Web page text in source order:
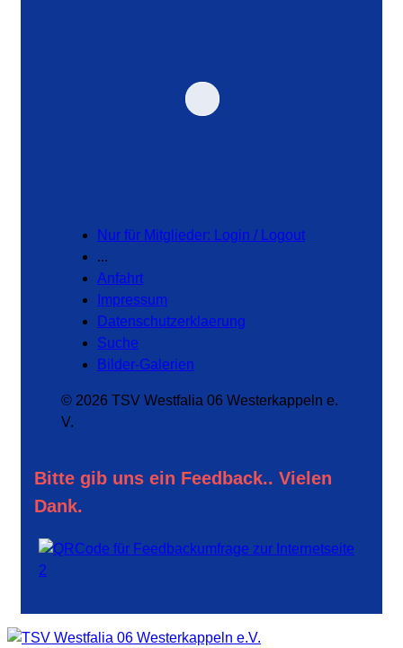
Nur für Mitglieder: Login / Logout
...
Anfahrt
Impressum
Datenschutzerklaerung
Suche
Bilder-Galerien
© 2026 TSV Westfalia 06 Westerkappeln e.
V.
Bitte gib uns ein Feedback.. Vielen
Dank.